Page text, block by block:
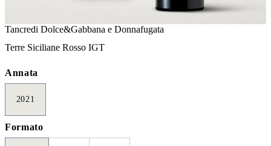
Tancredi Dolce&Gabbana e Donnafugata
Terre Siciliane Rosso IGT
Annata
2021
Formato